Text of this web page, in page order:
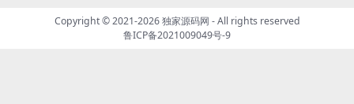
Copyright © 2021-2026独家源码网 - All rights reserved
鲁ICP备2021009049号-9